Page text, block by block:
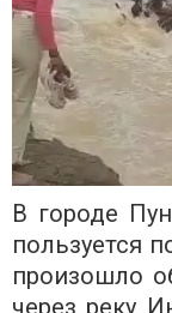
В городе
пользуется
произошло
через реку